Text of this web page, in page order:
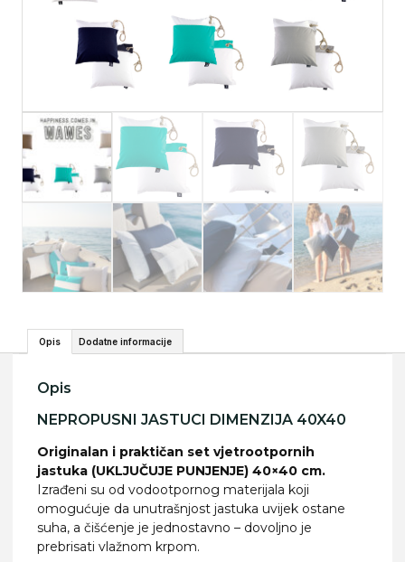
Opis Dodatne informacije
Opis
NEPROPUSNI JASTUCI DIMENZIJA 40X40
Originalan i praktičan set vjetrootpornih
jastuka (UKLJUČUJE PUNJENJE) 40×40 cm.
Izrađeni su od vodootpornog materijala koji
omogućuje da unutrašnjost jastuka uvijek ostane
suha, a čišćenje je jednostavno – dovoljno je
prebrisati vlažnom krpom.